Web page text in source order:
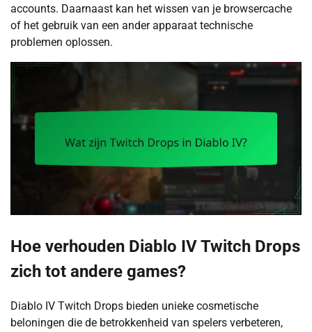
accounts. Daarnaast kan het wissen van je browsercache
of het gebruik van een ander apparaat technische
problemen oplossen.
Hoe verhouden Diablo IV Twitch Drops
zich tot andere games?
Diablo IV Twitch Drops bieden unieke cosmetische
beloningen die de betrokkenheid van spelers verbeteren,